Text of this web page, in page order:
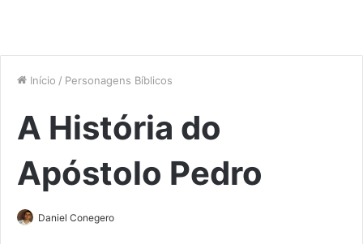
Início / Personagens Bíblicos
A História do
Apóstolo Pedro
Daniel Conegero